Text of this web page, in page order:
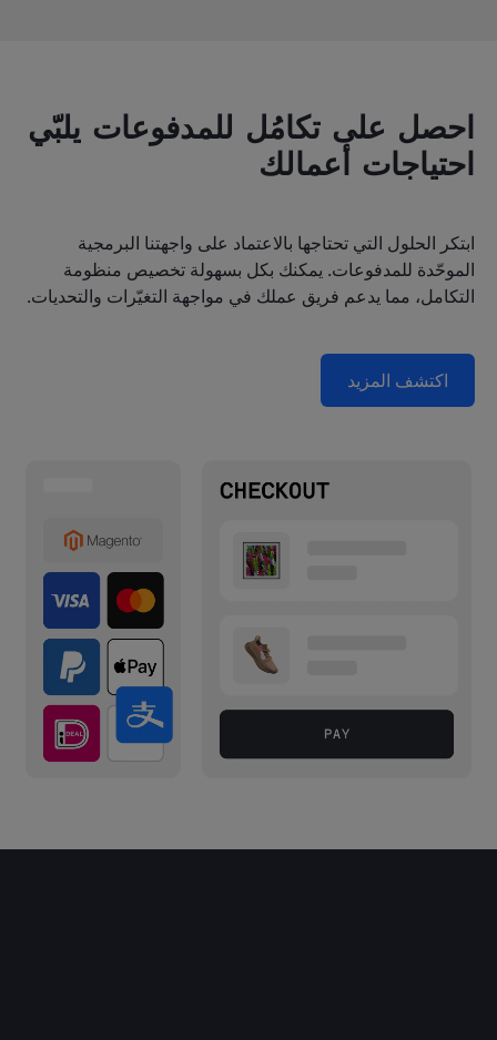
احصل على تكامُل للمدفوعات يلبّي
احتياجات أعمالك
ابتكر الحلول التي تحتاجها بالاعتماد على واجهتنا البرمجية
الموحّدة للمدفوعات. يمكنك بكل بسهولة تخصيص منظومة
التكامل، مما يدعم فريق عملك في مواجهة التغيّرات والتحديات.
اكتشف المزيد